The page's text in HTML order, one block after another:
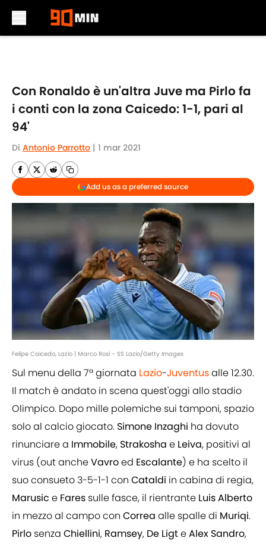
Con Ronaldo è un'altra Juve ma Pirlo fa
i conti con la zona Caicedo: 1-1, pari al
94'
Di Antonio Parrotto | 1 mar 2021
Add us as a preferred source
Felipe Caicedo, Lazio | Marco Rosi - SS Lazio/Getty Images
Sul menu della 7ª giornata Lazio-Juventusalle 12.30.
Il match è andato in scena quest'oggi allo stadio
Olimpico. Dopo mille polemiche sui tamponi, spazio
solo al calcio giocato. Simone Inzaghi ha dovuto
rinunciare a Immobile, Strakosha e Leiva, positivi al
virus (out ancheVavroed Escalante) e ha scelto il
suo consueto 3-5-1-1 con Cataldi in cabina di regia,
Marusic e Fares sulle fasce, il rientrante LuisAlberto
in mezzo al campo con Correa alle spalle di Muriqi.
Pirlo senza Chiellini, Ramsey, De LigteAlex Sandro,